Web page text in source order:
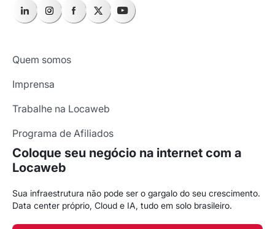
Quem somos
Imprensa
Trabalhe na Locaweb
Programa de Afiliados
Coloque seu negócio na internet com a
Locaweb
Sua infraestrutura não pode ser o gargalo do seu crescimento.
Data center próprio, Cloud e IA, tudo em solo brasileiro.